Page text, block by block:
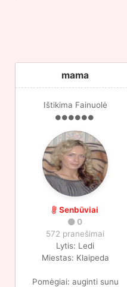
mama
Ištikima Fainuolė
Senbūviai
0
572 pranešimai
Lytis: Ledi
Miestas: Klaipeda
Pomėgiai: auginti sunu